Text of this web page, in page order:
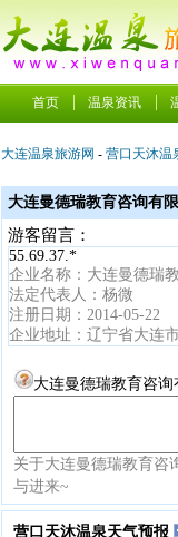
首页 温泉资讯
大连温泉旅游网 - 营口天沐温
大连曼德瑞教育咨询有
游客留言：
55.69.37.*
企业名称：大连曼德瑞
法定代表人：杨微
注册日期：2014-05-22
企业地址：辽宁省大连
大连曼德瑞教育咨
关于大连曼德瑞教育咨
与进来~
营口天沐温泉天气预报